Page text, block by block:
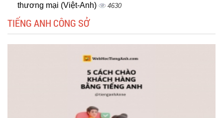
thương mại (Việt-Anh)
4630
TIẾNG ANH CÔNG SỞ